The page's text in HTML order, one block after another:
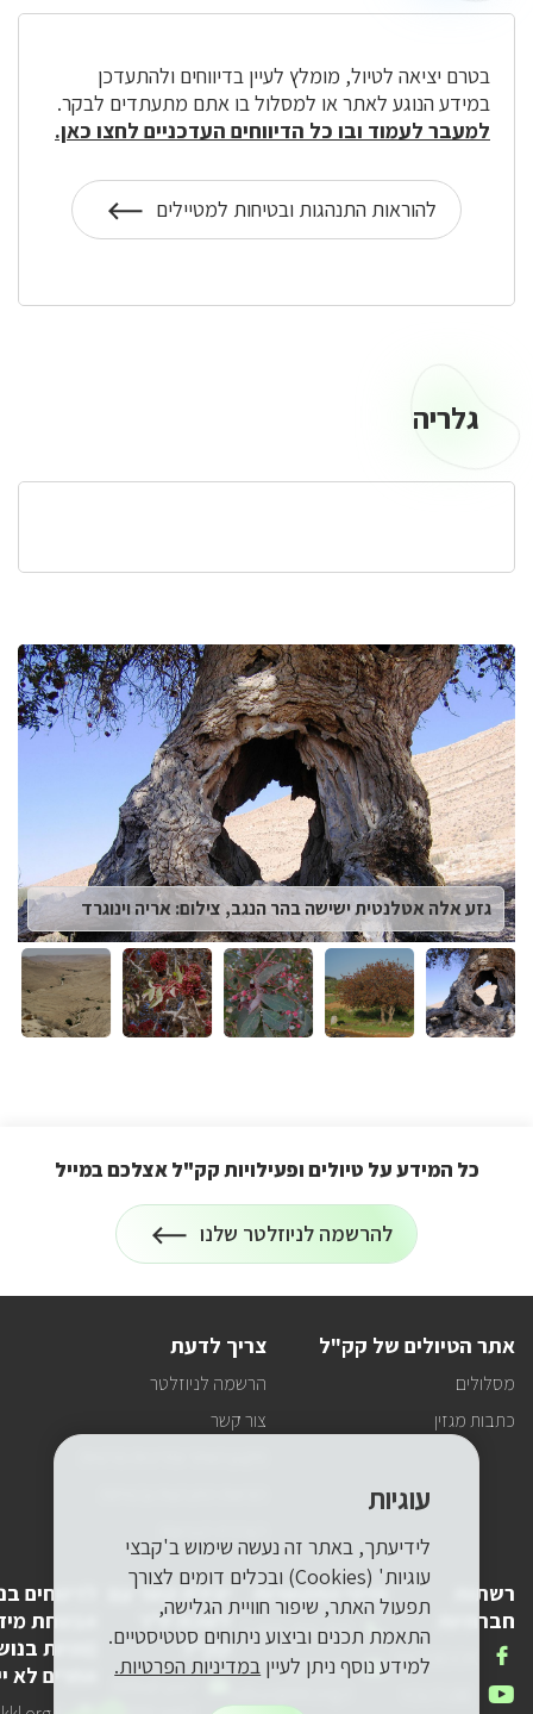
בטרם יציאה לטיול, מומלץ לעיין בדיווחים ולהתעדכן
במידע הנוגע לאתר או למסלול בו אתם מתעתדים לבקר.
למעבר לעמוד ובו כל הדיווחים העדכניים לחצו כאן.
להוראות התנהגות ובטיחות למטיילים
על
הוראות
ובטיחות
גלריהגלריה
לפניך
רכיב
גלריית
תמונות
גזע אלה אטלנטית ישישה בהר הנגב, צילום: אריה וינוגרד
הרשמה
לניוזלטר
כל המידע על טיולים ופעילויות קק"ל אצלכם במייל
להרשמה לניוזלטר שלנו
על
כל
ופעילויות
אתר הטיולים של קק"ל
מסלולים
כתבות מגזין
צריך לדעת
הרשמה לניוזלטר
צור קשר
רשתות
חברתיות
FACEBOOK
אנחנו
בפייסבוק
אנחנו
פרטי התקשרות
טלפון1-800-250-250
דואר pneyot-
יצירת קשר עם
לשכת יו"ר
קק"ל
לדיווחים
אבטחת
(פניות
אחרים לא
עוגיות
לידיעתך, באתר זה נעשה שימוש ב'קבצי
עוגיות' (Cookies) ובכלים דומים לצורך
תפעול האתר, שיפור חוויית הגלישה,
התאמת תכנים וביצוע ניתוחים סטטיסטיים.
למידע נוסף ניתן לעיין במדיניות הפרטיות.